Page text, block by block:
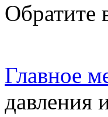
Обратите
Главное
давления